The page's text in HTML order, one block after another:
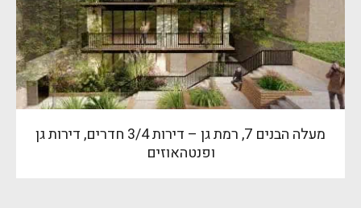
מעלה הבנים 7, רמת גן – דירות 3/4 חדרים, דירות גן
ופנטהאוזים